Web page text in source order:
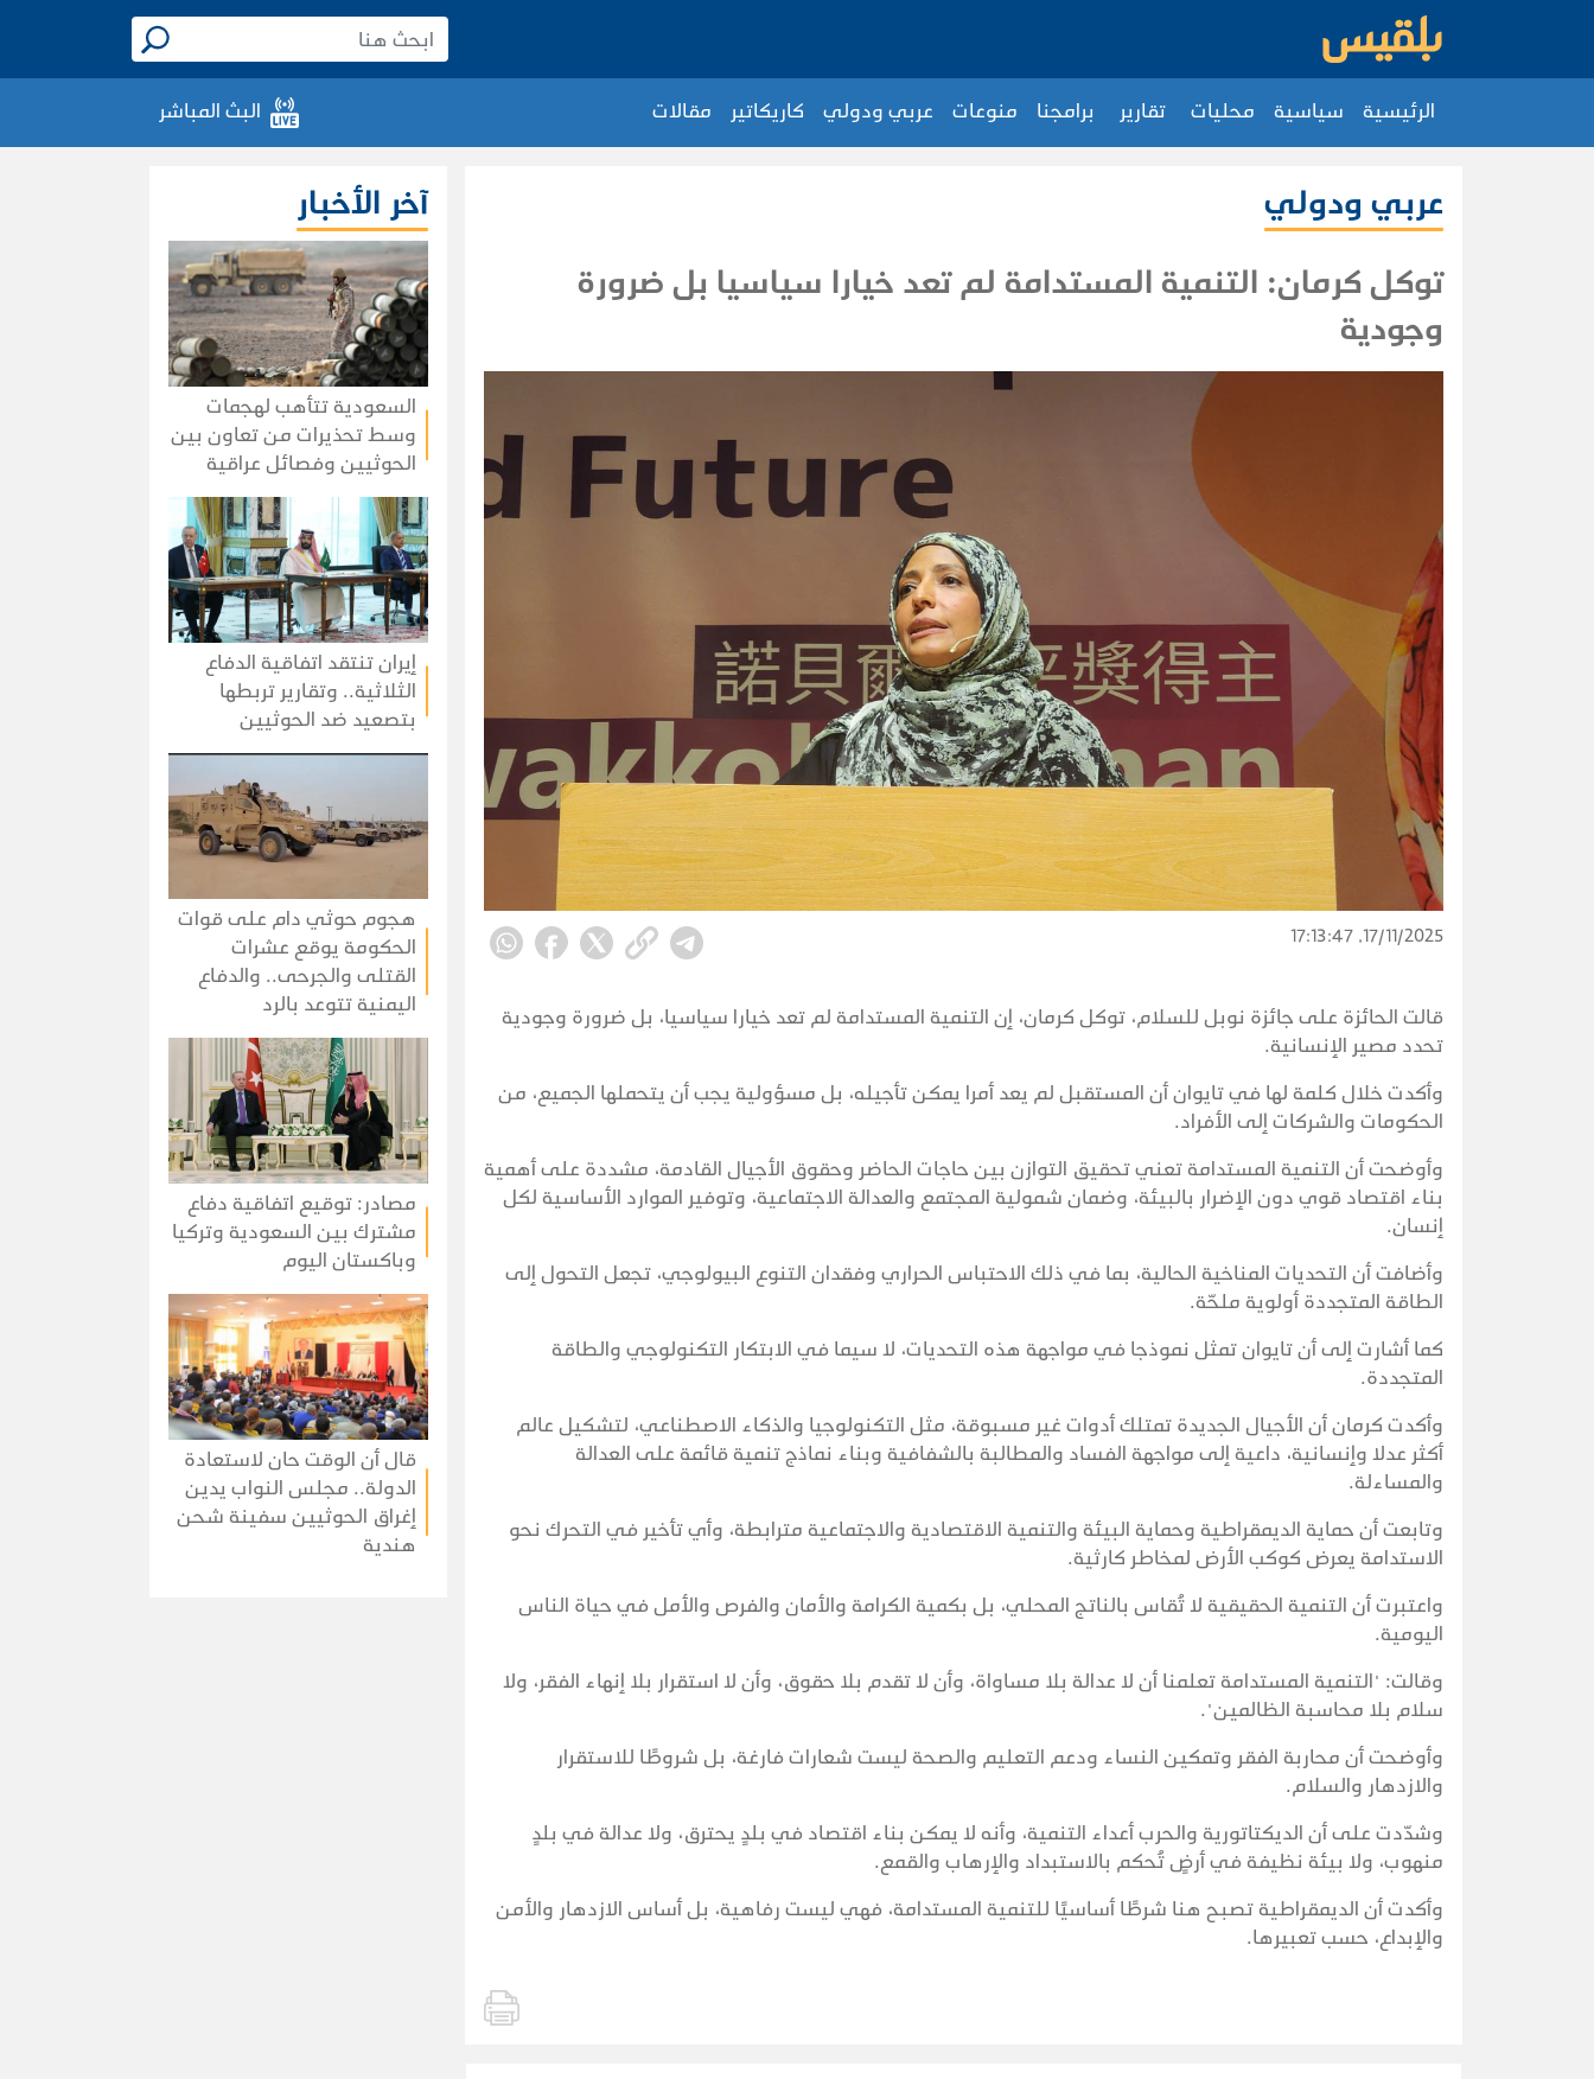
الرئيسية سياسية محليات تقارير برامجنا منوعات عربي ودولي كاريكاتير مقالات البث المباشر
عربي ودولي
توكل كرمان: التنمية المستدامة لم تعد خيارا سياسيا بل ضرورة
وجودية
17/11/2025, 17:13:47
قالت الحائزة على جائزة نوبل للسلام، توكل كرمان، إن التنمية المستدامة لم تعد خيارا سياسيا، بل ضرورة وجودية
تحدد مصير الإنسانية.
وأكدت خلال كلمة لها في تايوان أن المستقبل لم يعد أمرا يمكن تأجيله، بل مسؤولية يجب أن يتحملها الجميع، من
الحكومات والشركات إلى الأفراد.
وأوضحت أن التنمية المستدامة تعني تحقيق التوازن بين حاجات الحاضر وحقوق الأجيال القادمة، مشددة على أهمية
بناء اقتصاد قوي دون الإضرار بالبيئة، وضمان شمولية المجتمع والعدالة الاجتماعية، وتوفير الموارد الأساسية لكل
إنسان.
وأضافت أن التحديات المناخية الحالية، بما في ذلك الاحتباس الحراري وفقدان التنوع البيولوجي، تجعل التحول إلى
الطاقة المتجددة أولوية ملحّة.
كما أشارت إلى أن تايوان تمثل نموذجا في مواجهة هذه التحديات، لا سيما في الابتكار التكنولوجي والطاقة
المتجددة.
وأكدت كرمان أن الأجيال الجديدة تمتلك أدوات غير مسبوقة، مثل التكنولوجيا والذكاء الاصطناعي، لتشكيل عالم
أكثر عدلا وإنسانية، داعية إلى مواجهة الفساد والمطالبة بالشفافية وبناء نماذج تنمية قائمة على العدالة
والمساءلة.
وتابعت أن حماية الديمقراطية وحماية البيئة والتنمية الاقتصادية والاجتماعية مترابطة، وأي تأخير في التحرك نحو
الاستدامة يعرض كوكب الأرض لمخاطر كارثية.
واعتبرت أن التنمية الحقيقية لا تُقاس بالناتج المحلي، بل بكمية الكرامة والأمان والفرص والأمل في حياة الناس
اليومية.
وقالت: "التنمية المستدامة تعلمنا أن لا عدالة بلا مساواة، وأن لا تقدم بلا حقوق، وأن لا استقرار بلا إنهاء الفقر، ولا
سلام بلا محاسبة الظالمين".
وأوضحت أن محاربة الفقر وتمكين النساء ودعم التعليم والصحة ليست شعارات فارغة، بل شروطًا للاستقرار
والازدهار والسلام.
وشدّدت على أن الديكتاتورية والحرب أعداء التنمية، وأنه لا يمكن بناء اقتصاد في بلدٍ يحترق، ولا عدالة في بلدٍ
منهوب، ولا بيئة نظيفة في أرضٍ تُحكم بالاستبداد والإرهاب والقمع.
وأكدت أن الديمقراطية تصبح هنا شرطًا أساسيًا للتنمية المستدامة، فهي ليست رفاهية، بل أساس الازدهار والأمن
والإبداع، حسب تعبيرها.
آخر الأخبار
السعودية تتأهب لهجمات
وسط تحذيرات من تعاون بين
الحوثيين وفصائل عراقية
إيران تنتقد اتفاقية الدفاع
الثلاثية.. وتقارير تربطها
بتصعيد ضد الحوثيين
هجوم حوثي دام على قوات
الحكومة يوقع عشرات
القتلى والجرحى.. والدفاع
اليمنية تتوعد بالرد
مصادر: توقيع اتفاقية دفاع
مشترك بين السعودية وتركيا
وباكستان اليوم
قال أن الوقت حان لاستعادة
الدولة.. مجلس النواب يدين
إغراق الحوثيين سفينة شحن
هندية